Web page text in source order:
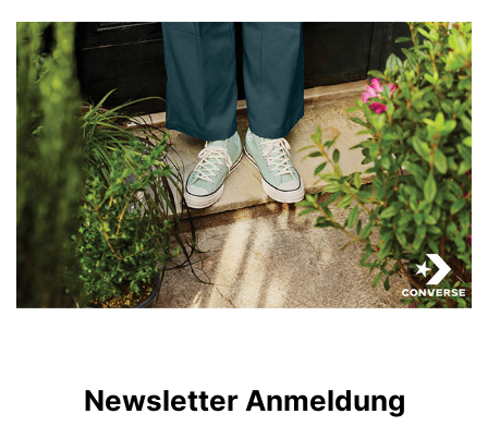
Newsletter Anmeldung